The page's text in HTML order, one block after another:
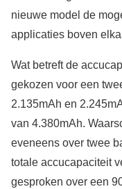
nieuwe model de
applicaties boven
Wat betreft de
gekozen voor een
2.135mAh en
van 4.380mAh.
eveneens over twee
totale accucapaciteit
gesproken over een